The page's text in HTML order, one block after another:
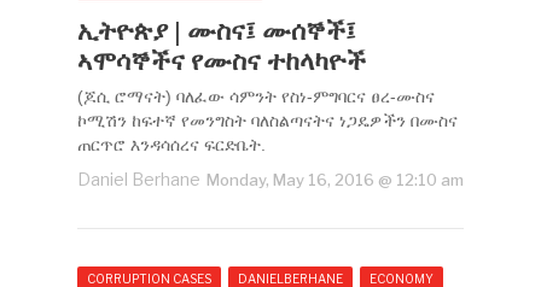
ኢትዮጵያ | ሙስና፤ ሙሰኞች፤
ኣሞሳኞችና የሙስና ተከላካዮች
(ጆሲ ሮማናት) ባለፈው ሳምንት የስነ-ምግባርና ፀረ-ሙስና
ኮሚሽን ከፍተኛ የመንግስት ባለስልጣናትና ነጋዴዎችን በሙስና
ጠርጥሮ እንዳሳሰረና ፍርድቤት.
Daniel Berhane Monday, May 16, 2016 @ 12:10 am
CORRUPTION CASES DANIELBERHANE
ECONOMY